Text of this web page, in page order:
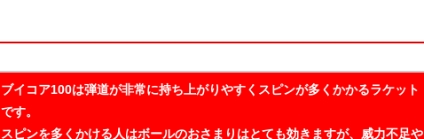
ブイコア100は弾道が非常に持ち上がりやすくスピンが多くかかるラケット
です。
スピンを多くかける人はボールのおさまりはとても効きますが、威力不足や